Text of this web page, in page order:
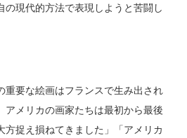
の現代的方法で表現しようと苦闘し
要な絵画はフランスで生み出され
アメリカの画家たちは最初から最後
方捉え損ねてきました」「アメリカ